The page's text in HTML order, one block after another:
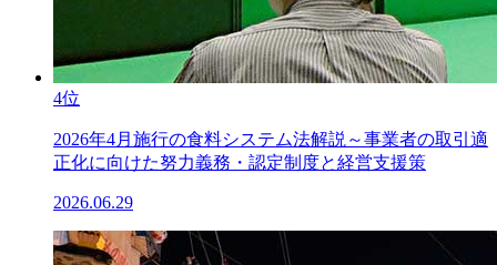
4位
2026年4月施行の食料システム法解説～事業者の取引適
正化に向けた努力義務・認定制度と経営支援策
2026.06.29